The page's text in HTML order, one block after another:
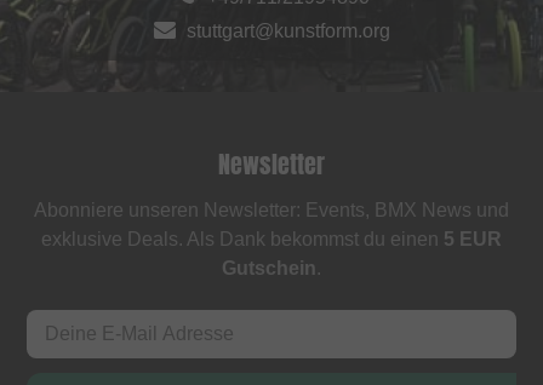
stuttgart@kunstform.org
Newsletter
Abonniere unseren Newsletter: Events, BMX News und
exklusive Deals. Als Dank bekommst du einen 5 EUR
Gutschein.